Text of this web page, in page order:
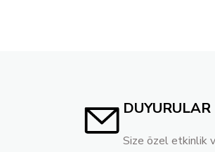
DUYURULAR
Size özel etkinlik